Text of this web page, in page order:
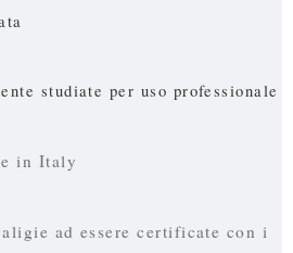
per uso professionale
Italy
ad essere certificate con i